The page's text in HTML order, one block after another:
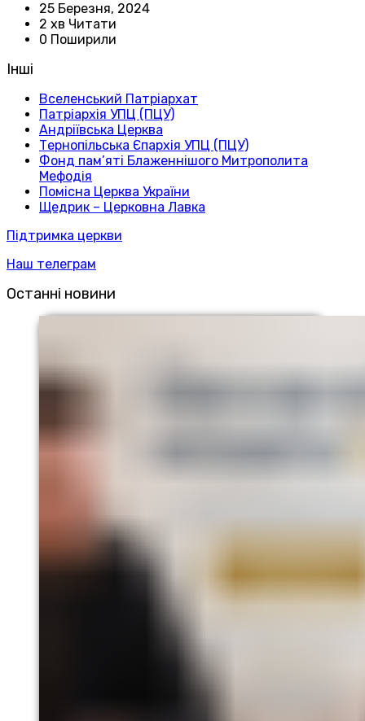
25 Березня, 2024
2 хв Читати
0 Поширили
Інші
Вселенський Патріархат
Патріархія УПЦ (ПЦУ)
Андріївська Церква
Тернопільська Єпархія УПЦ (ПЦУ)
Фонд пам’яті Блаженнішого Митрополита
Мефодія
Помісна Церква України
Щедрик – Церковна Лавка
Підтримка церкви
Наш телеграм
Останні новини